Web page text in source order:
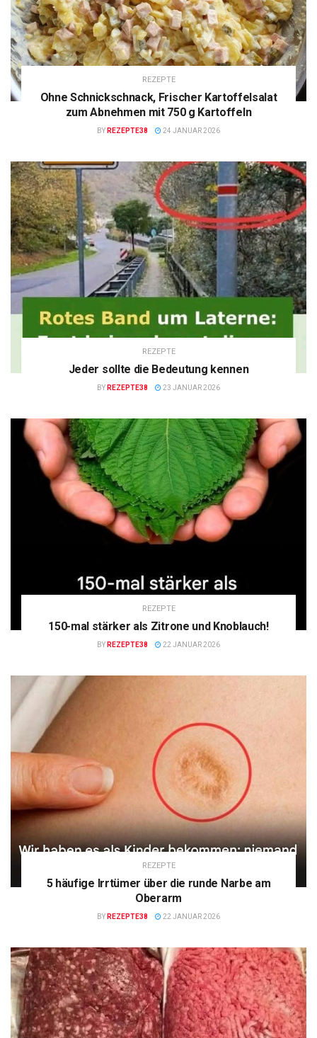
REZEPTE
Ohne Schnickschnack, Frischer Kartoffelsalat
zum Abnehmen mit 750 g Kartoffeln
BY REZEPTE38 24 JANUAR 2026
REZEPTE
Jeder sollte die Bedeutung kennen
BY REZEPTE38 23 JANUAR 2026
REZEPTE
150-mal stärker als Zitrone und Knoblauch!
BY REZEPTE38 22 JANUAR 2026
REZEPTE
5 häufige Irrtümer über die runde Narbe am
Oberarm
BY REZEPTE38 22 JANUAR 2026